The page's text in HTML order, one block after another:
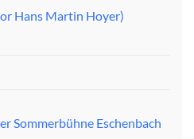
Hans Martin Hoyer)
Sommerbühne Eschenbach